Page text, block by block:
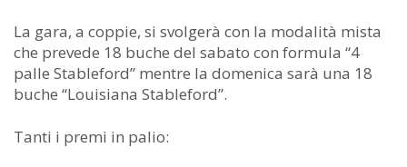
La gara, a coppie, si svolgerà con la modalità mista
che prevede 18 buche del sabato con formula “4
palle Stableford” mentre la domenica sarà una 18
buche “Louisiana Stableford”.
Tanti i premi in palio: